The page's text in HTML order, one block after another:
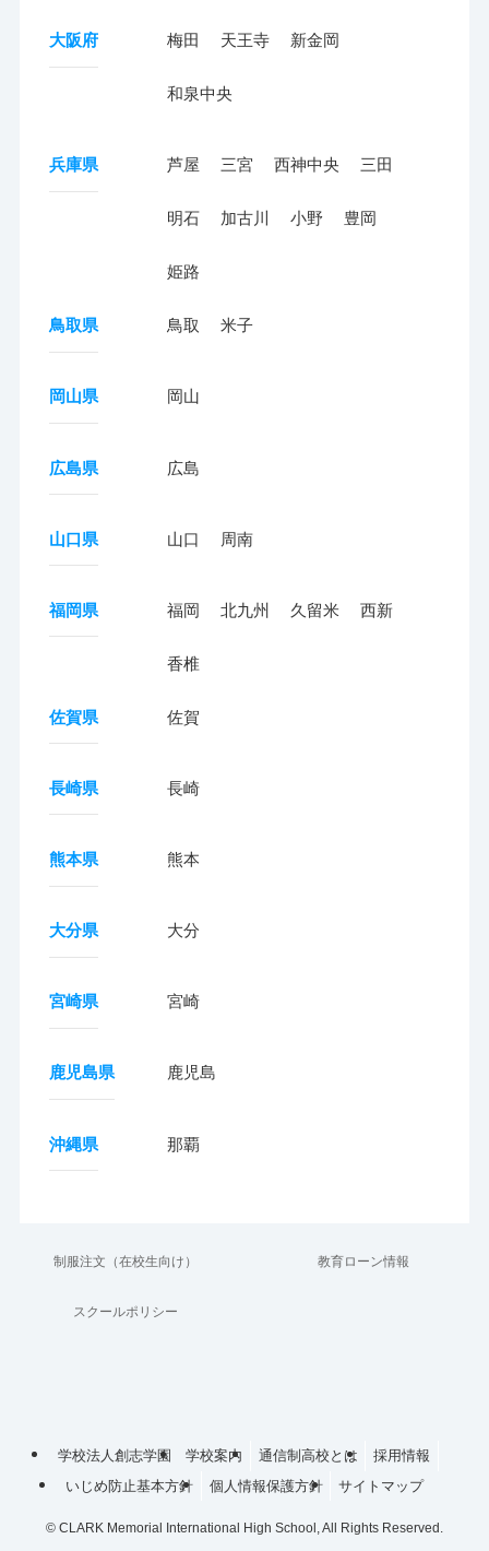
大阪府 梅田 天王寺 新金岡
和泉中央
兵庫県 芦屋 三宮 西神中央 三田
明石 加古川 小野 豊岡
姫路
鳥取県 鳥取 米子
岡山県 岡山
広島県 広島
山口県 山口 周南
福岡県 福岡 北九州 久留米 西新
香椎
佐賀県 佐賀
長崎県 長崎
熊本県 熊本
大分県 大分
宮崎県 宮崎
鹿児島県 鹿児島
沖縄県 那覇
制服注文（在校生向け） 教育ローン情報
スクールポリシー
学校法人創志学園 学校案内 通信制高校とは
採用情報
いじめ防止基本方針
個人情報保護方針 サイトマップ
© CLARK Memorial International High School, All Rights Reserved.